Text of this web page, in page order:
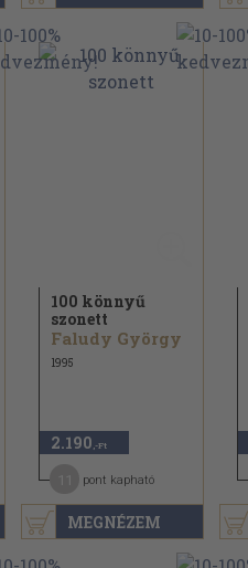
MEGNÉZEM
100 könnyű
szonett
Faludy György
1995
2.190 ,-Ft
pont kapható